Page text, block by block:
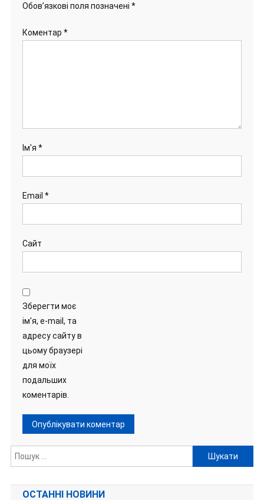
Обов’язкові поля позначені *
Коментар *
Ім'я *
Email *
Сайт
Зберегти моє
ім'я, e-mail, та
адресу сайту в
цьому браузері
для моїх
подальших
коментарів.
Пошук:
ОСТАННІ НОВИНИ